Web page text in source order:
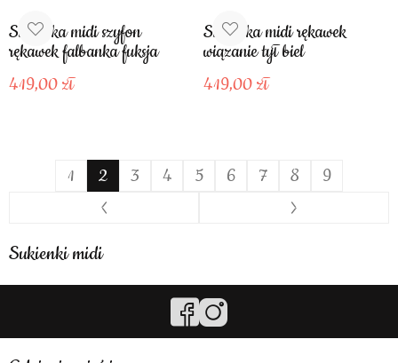
Sukienki midi
Sukienka midi szyfon
rękawek falbanka fuksja
419,00
Sukienka midi rękawek
wiązanie tył biel
419,00
1 2 3 4 5 6 7 8 9